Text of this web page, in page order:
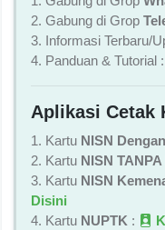
2. Gabung di Grop
3. Informasi Terbaru/
4. Panduan & Tutorial :
Aplikasi Cetak
1. Kartu NISN
2. Kartu NISN
3. Kartu NISN
Disini
4. Kartu NUPTK :